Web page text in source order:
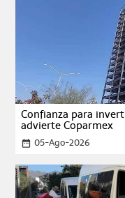
Confianza para
advierte Coparmex
date_range 05-Ago-2026